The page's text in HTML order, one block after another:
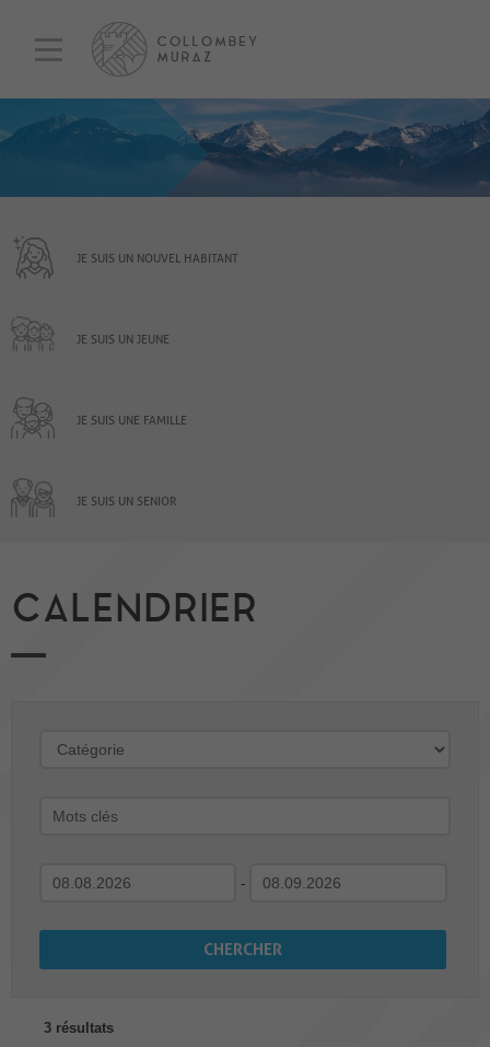
JE SUIS UN NOUVEL HABITANT
JE SUIS UN JEUNE
JE SUIS UNE FAMILLE
JE SUIS UN SENIOR
CALENDRIER
-
3 résultats